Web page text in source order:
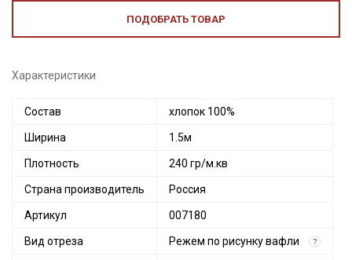
ПОДОБРАТЬ ТОВАР
Характеристики
Состав хлопок 100%
Ширина 1.5м
Плотность 240 гр/м.кв
Страна производитель Россия
Артикул 007180
Вид отреза Режем по рисунку вафли ?